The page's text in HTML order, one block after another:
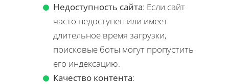
Недоступность сайта: Если сайт
часто недоступен или имеет
длительное время загрузки,
поисковые боты могут пропустить
его индексацию.
Качество контента: